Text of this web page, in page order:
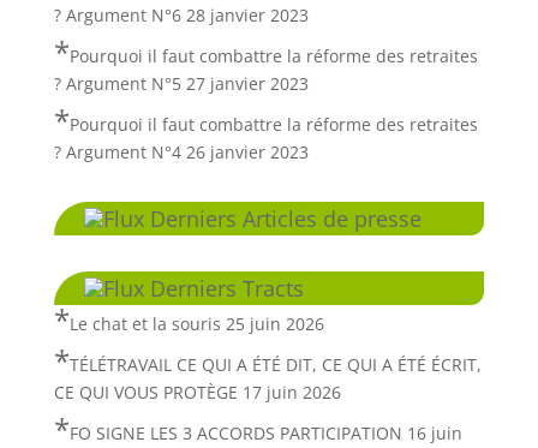
? Argument N°6 28 janvier 2023
Pourquoi il faut combattre la réforme des retraites
? Argument N°5 27 janvier 2023
Pourquoi il faut combattre la réforme des retraites
? Argument N°4 26 janvier 2023
Derniers Articles de presse
Derniers Tracts
Le chat et la souris 25 juin 2026
TÉLÉTRAVAIL CE QUI A ÉTÉ DIT, CE QUI A ÉTÉ ÉCRIT,
CE QUI VOUS PROTÈGE 17 juin 2026
FO SIGNE LES 3 ACCORDS PARTICIPATION 16 juin